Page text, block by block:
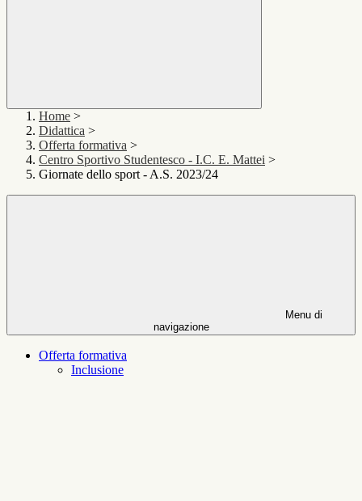
Home >
Didattica >
Offerta formativa >
Centro Sportivo Studentesco - I.C. E. Mattei >
Giornate dello sport - A.S. 2023/24
Menu di
navigazione
Offerta formativa
Inclusione